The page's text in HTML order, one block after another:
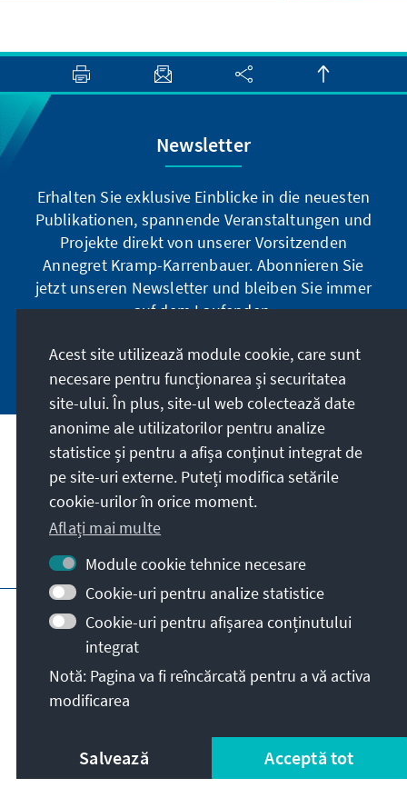
Newsletter
Erhalten Sie exklusive Einblicke in die neuesten
Publikationen, spannende Veranstaltungen und
Projekte direkt von unserer Vorsitzenden
Annegret Kramp-Karrenbauer. Abonnieren Sie
jetzt unseren Newsletter und bleiben Sie immer
auf dem Laufenden.
Jetzt abonnieren
Misiunea noastră
Contact
Alte oferte ale fundației
Impressum
Protecția datelor personale
Termeni de utilizare
Erklärung zur Barrierefreiheit
Hartă site
© Konrad-Adenauer-Stiftung e.V. 2026
Acest site utilizează module cookie, care sunt
necesare pentru funcționarea și securitatea
site-ului. În plus, site-ul web colectează date
anonime ale utilizatorilor pentru analize
statistice și pentru a afișa conținut integrat de
pe site-uri externe. Puteți modifica setările
cookie-urilor în orice moment.
Aflați mai multe
Module cookie tehnice necesare
Cookie-uri pentru analize statistice
Cookie-uri pentru afișarea conținutului
integrat
Notă: Pagina va fi reîncărcată pentru a vă activa
modificarea
Salvează Acceptă tot